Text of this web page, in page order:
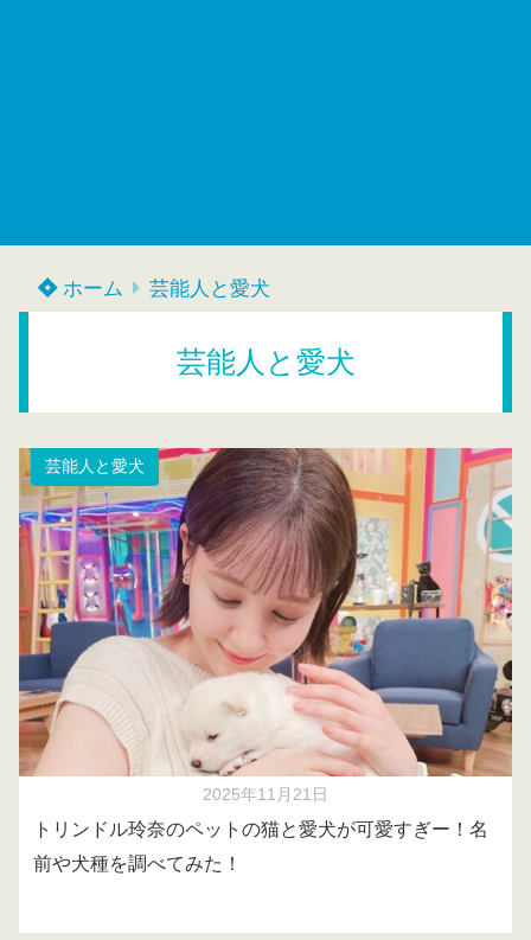
ホーム 芸能人と愛犬
芸能人と愛犬
芸能人と愛犬
2025年11月21日
トリンドル玲奈のペットの猫と愛犬が可愛すぎー！名
前や犬種を調べてみた！